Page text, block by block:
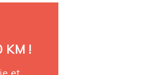
KM !